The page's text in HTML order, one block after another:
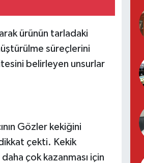
ürünün tarladaki
süreçlerini
belirleyen unsurlar
Gözler kekiğini
çekti. Kekik
çok kazanması için